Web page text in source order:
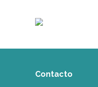
Contacto